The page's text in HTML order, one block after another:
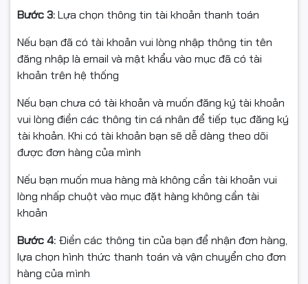
Full VAT
ỨNG DỤNG
Nhà riêng, sân vườn, cổng/ban công, bãi xe, kho, cửa
hàng, văn phòng nhỏ.
Theo dõi người già/trẻ nhỏ/thú cưng từ xa qua App
Tapo.
Tapo C310 3MP – Wi-Fi/LAN, IR 30m, đàm thoại 2 chiều,
báo động thông minh, thẻ MicroSD 512GB, hỗ trợ
Assistant/Alexa. Chính hãng – Full VAT.
3MP siêu nét
Bước 3:Lựa chọn thông tin tài khoản thanh toán
Nếu bạn đã có tài khoản vui lòng nhập thông tin tên
đăng nhập là email và mật khẩu vào mục đã có tài
khoản trên hệ thống
Nếu bạn chưa có tài khoản và muốn đăng ký tài khoản
vui lòng điền các thông tin cá nhân để tiếp tục đăng ký
tài khoản. Khi có tài khoản bạn sẽ dễ dàng theo dõi
được đơn hàng của mình
Nếu bạn muốn mua hàng mà không cần tài khoản vui
lòng nhấp chuột vào mục đặt hàng không cần tài
khoản
Bước 4: Điền các thông tin của bạn để nhận đơn hàng,
lựa chọn hình thức thanh toán và vận chuyển cho đơn
hàng của mình